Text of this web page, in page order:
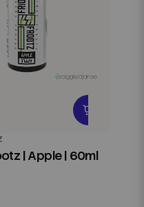
| Apple | 60ml